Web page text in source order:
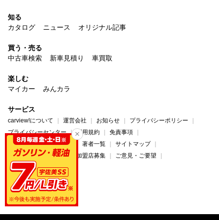
知る
カタログ
ニュース オリジナル記事
買う・売る
中古車検索
新車見積り 車買取
楽しむ
マイカー
みんカラ
サービス
carview!について 運営会社 お知らせ
プライバシーポリシー
プライバシーセンター
利用規約
免責事項
コンテンツ制作ポリシー
著者一覧
サイトマップ
広告掲載について
法人加盟店募集
ご意見・ご要望
ヘルプ・お問い合わせ
carview! Yahoo! JAPAN